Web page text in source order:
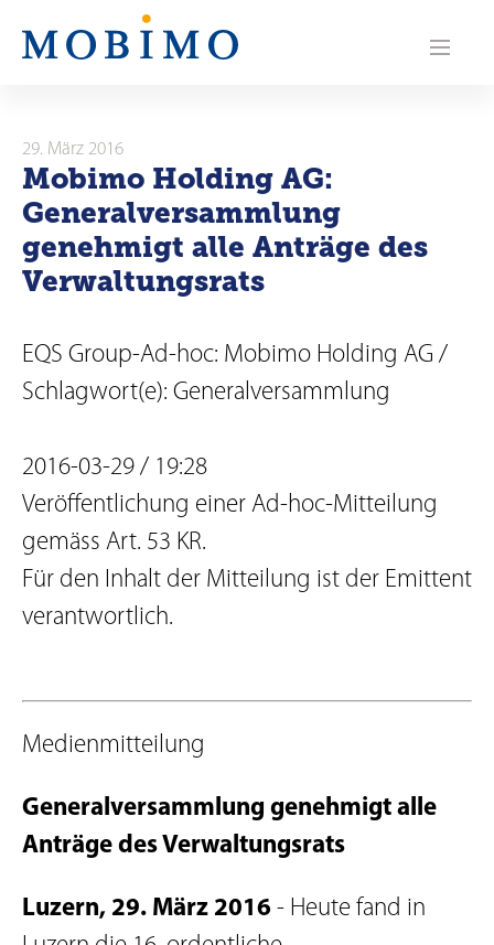
N
a
i
g
a
t
o
29. März 2016
Mobimo Holding AG:
Generalversammlung
genehmigt alle Anträge des
Verwaltungsrats
EQS Group-Ad-hoc: Mobimo Holding AG /
Schlagwort(e): Generalversammlung
2016-03-29 / 19:28
Veröffentlichung einer Ad-hoc-Mitteilung
gemäss Art. 53 KR.
Für den Inhalt der Mitteilung ist der Emittent
verantwortlich.
Medienmitteilung
Generalversammlung genehmigt alle
Anträge des Verwaltungsrats
Luzern, 29. März 2016 - Heute fand in